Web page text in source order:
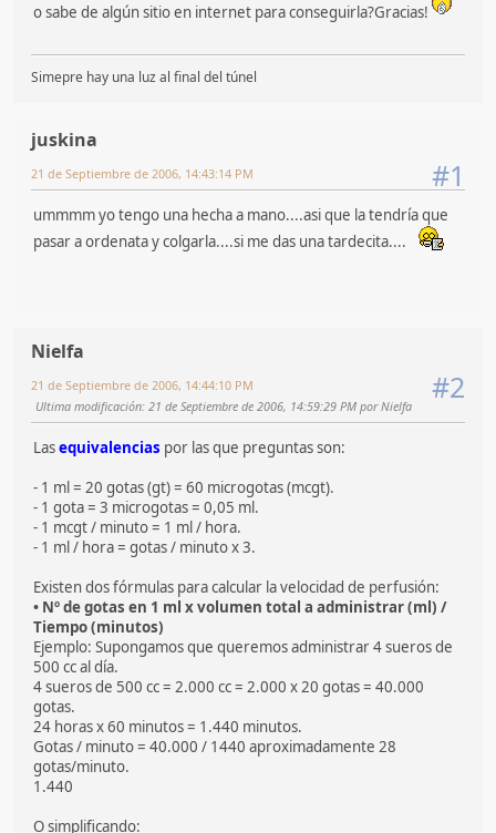
o sabe de algún sitio en internet para conseguirla?Gracias!
Simepre hay una luz al final del túnel
juskina
#1
21 de Septiembre de 2006, 14:43:14 PM
ummmm yo tengo una hecha a mano....asi que la tendría que
pasar a ordenata y colgarla....si me das una tardecita....
Nielfa
#2
21 de Septiembre de 2006, 14:44:10 PM
Ultima modificación: 21 de Septiembre de 2006, 14:59:29 PM por Nielfa
Lasequivalencias por las que preguntas son:
- 1 ml = 20 gotas (gt) = 60 microgotas (mcgt).
- 1 gota = 3 microgotas = 0,05 ml.
- 1 mcgt / minuto = 1 ml / hora.
- 1 ml / hora = gotas / minuto x 3.
Existen dos fórmulas para calcular la velocidad de perfusión:
• Nº de gotas en 1 ml x volumen total a administrar (ml) /
Tiempo (minutos)
Ejemplo: Supongamos que queremos administrar 4 sueros de
500 cc al día.
4 sueros de 500 cc = 2.000 cc = 2.000 x 20 gotas = 40.000
gotas.
24 horas x 60 minutos = 1.440 minutos.
Gotas / minuto = 40.000 / 1440 aproximadamente 28
gotas/minuto.
1.440
O simplificando: